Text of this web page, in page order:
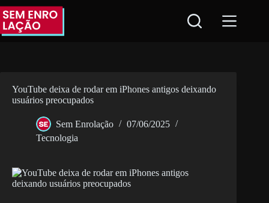
Pular
para
conteúdo
YouTube deixa de rodar em iPhones antigos deixando
usuários preocupados
Sem Enrolação
07/06/2025
Tecnologia